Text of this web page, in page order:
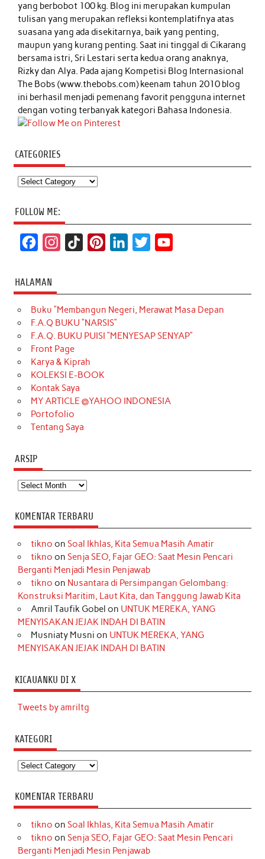
yang berbobot 100 kg. Blog ini merupakan kumpulan
tulisan yang merupakan refleksi kontemplatifnya atas
suasana yang ada disekitarnya, baik yang penting,
maupun yang kurang penting. Saat ini tinggal di Cikarang
bersama istri, Sri Lestari serta kedua orang anaknya,
Rizky dan Alya. Pada ajang Kompetisi Blog Internasional
The Bobs (www.thebobs.com) keenam tahun 2010 blog
ini berhasil menjadi pemenang favorit pengguna internet
dengan voting terbanyak kategori Bahasa Indonesia.
CATEGORIES
Categories
FOLLOW ME:
c
e
b
o
o
k
t
a
g
r
a
m
T
o
k
t
e
r
k
e
d
t
t
e
T
u
b
HALAMAN
Buku “Membangun Negeri, Merawat Masa Depan
F.A.Q BUKU “NARSIS”
F.A.Q. BUKU PUISI “MENYESAP SENYAP”
Front Page
Karya & Kiprah
KOLEKSI E-BOOK
Kontak Saya
MY ARTICLE @YAHOO INDONESIA
Portofolio
Tentang Saya
ARSIP
Arsip
KOMENTAR TERBARU
tikno on Soal Ikhlas, Kita Semua Masih Amatir
tikno on Senja SEO, Fajar GEO: Saat Mesin Pencari
Berganti Menjadi Mesin Penjawab
tikno on Nusantara di Persimpangan Gelombang:
Konstruksi Maritim, Laut Kita, dan Tanggung Jawab Kita
Amril Taufik Gobel on UNTUK MEREKA, YANG
MENYISAKAN JEJAK INDAH DI BATIN
Musniaty Musni on UNTUK MEREKA, YANG
MENYISAKAN JEJAK INDAH DI BATIN
KICAUANKU DI X
Tweets by amriltg
KATEGORI
Kategori
KOMENTAR TERBARU
tikno on Soal Ikhlas, Kita Semua Masih Amatir
tikno on Senja SEO, Fajar GEO: Saat Mesin Pencari
Berganti Menjadi Mesin Penjawab